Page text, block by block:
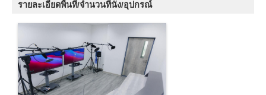
รายละเอียดพื้นที่/จำนวนที่นั่ง/อุปกรณ์